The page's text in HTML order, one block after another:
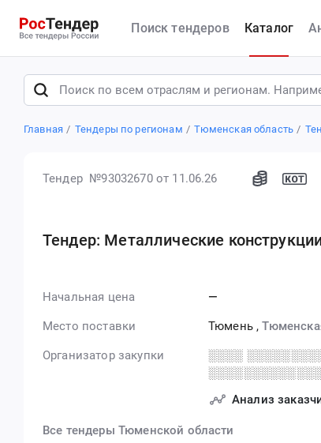
Поиск тендеров Каталог
Главная Тендеры по регионам Тюменская область
Тендер №93032670от 11.06.26
Тендер: Металлические
Начальная цена —
Место поставки Тюмень ,
Организатор закупки
░░░░
Анализ
Все тендеры Тюменской области